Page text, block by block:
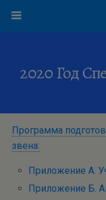
2020 Год
Программа
звена:
Приложение А.
Приложение Б.